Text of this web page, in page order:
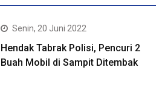
Senin, 20 Juni 2022
Hendak Tabrak Polisi, Pencuri 2
Buah Mobil di Sampit Ditembak